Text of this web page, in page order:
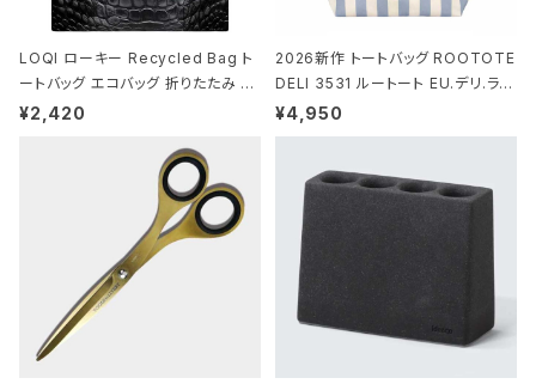
LOQI ローキー Recycled Bag ト
ートバッグ エコバッグ 折りたたみ 大
きめ 撥水加工 収納ポーチ CROCO
¥2,420
2026新作 トートバッグ ROOTOTE
DELI 3531 ルートート EU.デリ.ラミ
ネート-W サックス・ホワイト
¥4,950